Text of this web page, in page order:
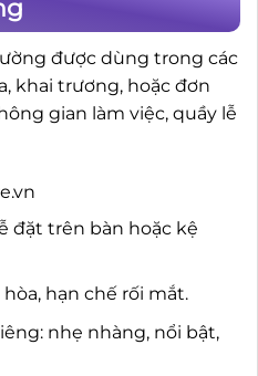
được dùng trong các
khai trương, hoặc đơn
gian làm việc, quầy lễ
đặt trên bàn hoặc kệ
hạn chế rối mắt.
nhẹ nhàng, nổi bật,